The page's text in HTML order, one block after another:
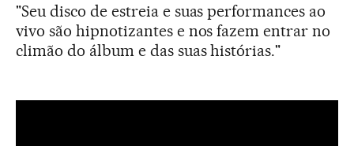
"Seu disco de estreia e suas performances ao
vivo são hipnotizantes e nos fazem entrar no
climão do álbum e das suas histórias."